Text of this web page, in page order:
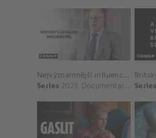
Nejvýznamnější influenceři historie
Series 2023 Documentary, History
Series